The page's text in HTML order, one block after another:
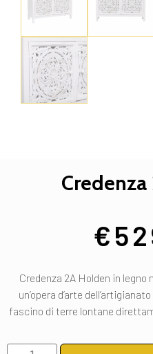
€
Credenza 2A Holden in
un’opera d’arte
fascino di terre lontane